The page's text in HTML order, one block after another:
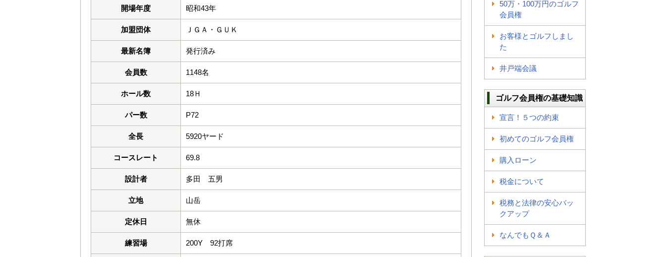
開場年度 昭和43年
加盟団体 ＪＧＡ・ＧＵＫ
最新名簿 発行済み
会員数 1148名
ホール数 18Ｈ
パー数 P72
全長 5920ヤード
コースレート 69.8
設計者 多田 五男
立地 山岳
定休日 無休
練習場 200Y 92打席
50万・100万円のゴルフ
会員権
お客様とゴルフしまし
た
井戸端会議
ゴルフ会員権の基礎知識
宣言！５つの約束
初めてのゴルフ会員権
購入ローン
税金について
税務と法律の安心バッ
クアップ
なんでもＱ＆Ａ